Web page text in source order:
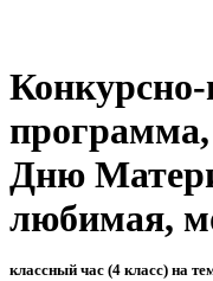
Дню
любимая,
классный час (4 класс) на